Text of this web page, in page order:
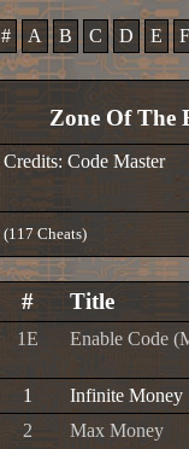
# A B C D E F
Zone Of The
Credits: Code Master
(117 Cheats)
# Title
1E Enable Code
1
Infinite Money
2
Max Money